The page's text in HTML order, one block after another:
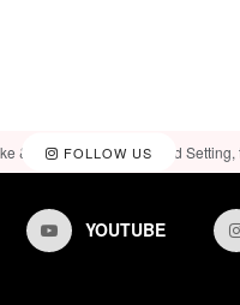
FOLLOW US
& View > Instagram Feed
YOUTUBE